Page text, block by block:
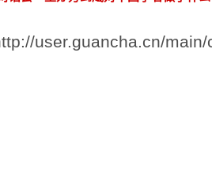
user.guancha.cn/